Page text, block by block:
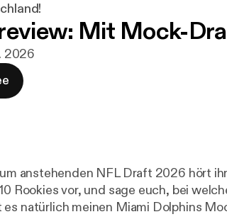
Mit Mock-
2026
Rookies vor, und sage euch, bei
natürlich meinen Miami Dolphins